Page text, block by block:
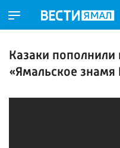
Казаки
«Ямальское знамя